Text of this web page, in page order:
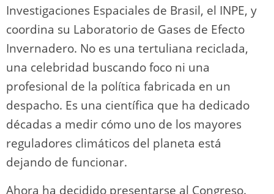
Investigaciones Espaciales de Brasil, el INPE, y
coordina su Laboratorio de Gases de Efecto
Invernadero. No es una tertuliana reciclada,
una celebridad buscando foco ni una
profesional de la política fabricada en un
despacho. Es una científica que ha dedicado
décadas a medir cómo uno de los mayores
reguladores climáticos del planeta está
dejando de funcionar.
Ahora ha decidido presentarse al Congreso.